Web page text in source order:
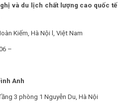
và du lịch chất lượng cao quốc tế
Kiếm, Hà Nội l, Việt Nam
–
Anh
3 phòng 1 Nguyễn Du, Hà Nội